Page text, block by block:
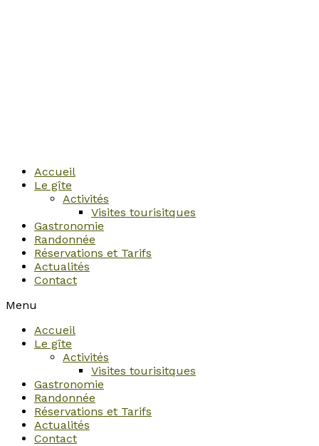
Accueil
Le gîte
Activités
Visites tourisitques
Gastronomie
Randonnée
Réservations et Tarifs
Actualités
Contact
Menu
Accueil
Le gîte
Activités
Visites tourisitques
Gastronomie
Randonnée
Réservations et Tarifs
Actualités
Contact